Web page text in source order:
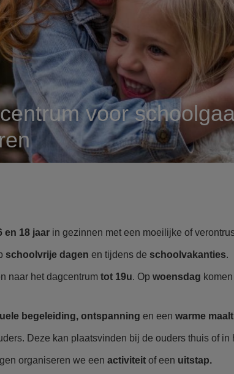
voor
en 18 jaar in gezinnen met een moeilijke of
schoolvrije dagen en tijdens de schoolvakanties.
naar het dagcentrum tot 19u. Op woensdag
begeleiding, ontspanning en een warme
Deze kan plaatsvinden bij de ouders thuis of in
organiseren we een activiteit of een uitstap.